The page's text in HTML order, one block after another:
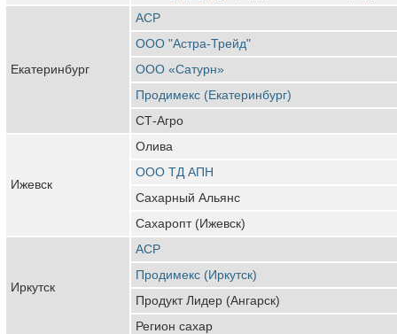
Екатеринбург
АСР
ООО "Астра-Трейд"
ООО «Сатурн»
Продимекс (Екатеринбург)
СТ-Агро
Ижевск
Олива
ООО ТД АПН
Сахарный Альянс
Сахаропт (Ижевск)
Иркутск
АСР
Продимекс (Иркутск)
Продукт Лидер (Ангарск)
Регион сахар